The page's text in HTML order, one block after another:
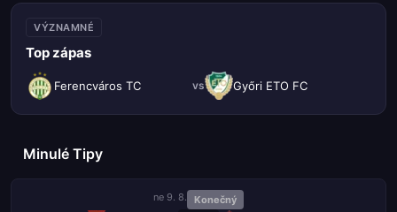
VÝZNAMNÉ
Top zápas
Ferencváros TC vs Győri ETO FC
Minulé Tipy
ne 9. 8. Konečný